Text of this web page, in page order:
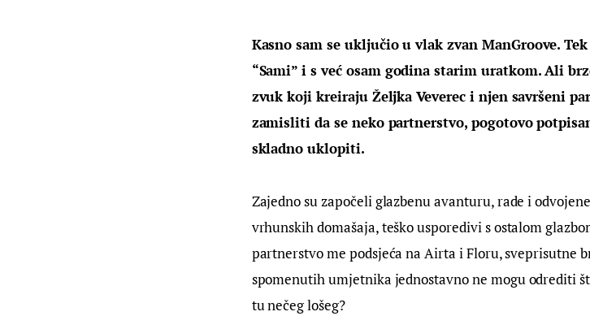
Kasno sam se uključio u vlak zvan ManGroove.
“Sami” i s već osam godina starim uratkom. Ali
zvuk koji kreiraju Željka Veverec i njen savršeni
zamisliti da se neko partnerstvo, pogotovo
skladno uklopiti.
Zajedno su započeli glazbenu avanturu, rade i
vrhunskih domašaja, teško usporedivi s ostalom
partnerstvo me podsjeća na Airta i Floru, sveprisutne
spomenutih umjetnika jednostavno ne mogu odrediti
tu nečeg lošeg?